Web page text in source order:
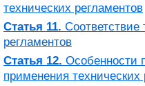
технических регламентов
Статья 11. Соответствие
регламентов
Статья 12. Особенности
применения технических